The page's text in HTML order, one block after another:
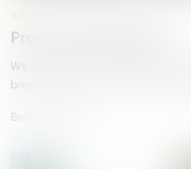
40 uur
Productiemedewerker
Wij zoeken een allround
breed inzetbaar is op diverse
Bekijk vacature